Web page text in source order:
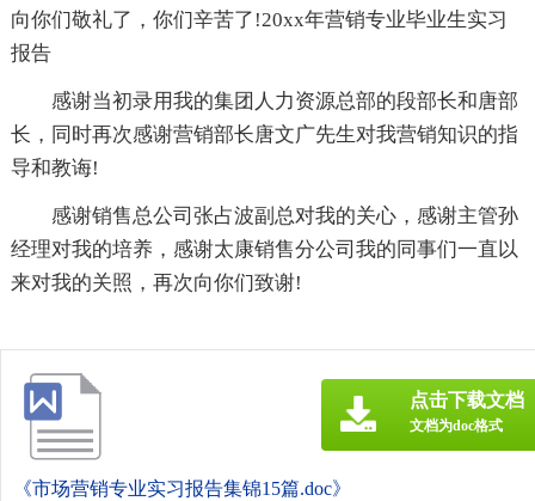
向你们敬礼了，你们辛苦了!20xx年营销专业毕业生实习
报告
感谢当初录用我的集团人力资源总部的段部长和唐部
长，同时再次感谢营销部长唐文广先生对我营销知识的指
导和教诲!
感谢销售总公司张占波副总对我的关心，感谢主管孙
经理对我的培养，感谢太康销售分公司我的同事们一直以
来对我的关照，再次向你们致谢!
《市场营销专业实习报告集锦15篇.doc》
点击下载文档
文档为doc格式